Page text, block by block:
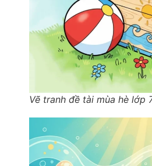
Vẽ tranh đề tài mùa hè lớp